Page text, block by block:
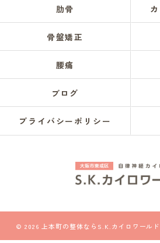
肋骨
骨盤矯正
腰痛
ブログ
プライバシーポリシー
© 2026 上本町の整体ならS.K.カイロワール